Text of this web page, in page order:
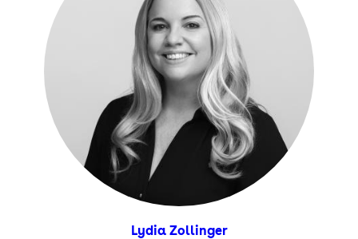
Lydia Zollinger